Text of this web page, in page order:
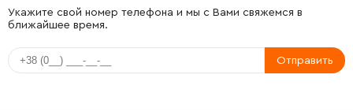
912117-6 9.00 Грн - +
140441-9 214.00 Грн - +
Укажите свой номер телефона и мы с Вами свяжемся в
ближайшее время.
Отправить